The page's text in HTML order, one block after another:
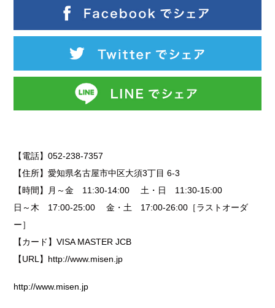
【電話】052-238-7357
【住所】愛知県名古屋市中区大須3丁目 6-3
【時間】月～金 11:30-14:00 土・日 11:30-15:00
日～木 17:00-25:00 金・土 17:00-26:00［ラストオーダ
ー］
【カード】VISA MASTER JCB
【URL】http://www.misen.jp
http://www.misen.jp